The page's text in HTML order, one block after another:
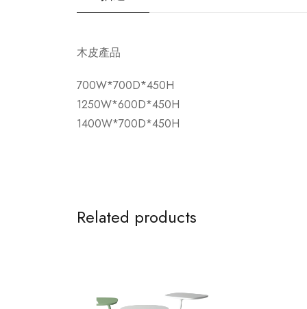
木皮產品
700W*700D*450H
1250W*600D*450H
1400W*700D*450H
Related products